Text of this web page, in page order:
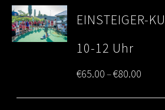
EINSTEIGER-
10-12 Uhr
€65.00–€80.00
range: